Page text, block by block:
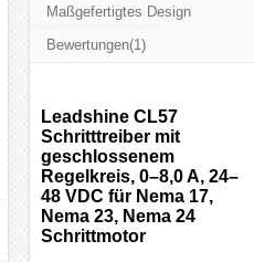
Maßgefertigtes Design
Bewertungen(1)
Leadshine CL57
Schritttreiber mit
geschlossenem
Regelkreis, 0–8,0 A, 24–
48 VDC für Nema 17,
Nema 23, Nema 24
Schrittmotor